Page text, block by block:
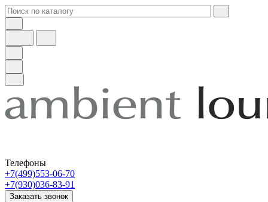
Телефоны
+7(499)553-06-70
+7(930)036-83-91
Заказать звонок